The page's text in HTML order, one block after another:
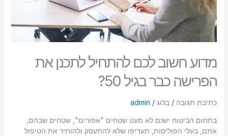
מדוע חשוב לכם להתחיל לתכנן את
הפרישה כבר בגיל 50?
כתיבת תגובה / בלוג/
admin
בתחום הביטוח ישנם לא מעט שטחים "אפורים", שטחים שבהם,
אתם, בעלי הפוליסות, תעדיפו שלא להתעסק ולהותיר את הטיפול
50?